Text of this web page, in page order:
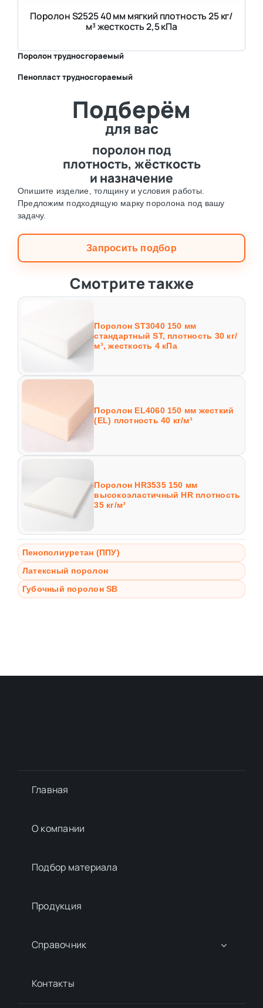
Поролон S2525 40 мм мягкий плотность 25 кг/
м³ жесткость 2,5 кПа
Поролон трудносгораемый
Пенопласт трудносгораемый
Подберём
для вас
поролон под
плотность, жёсткость
и назначение
Опишите изделие, толщину и условия работы.
Предложим подходящую марку поролона под вашу
задачу.
Запросить подбор
Смотрите также
Поролон ST3040 150 мм
стандартный ST, плотность 30 кг/
м³, жесткость 4 кПа
Поролон EL4060 150 мм жесткий
(EL) плотность 40 кг/м³
Поролон HR3535 150 мм
высокоэластичный HR плотность
35 кг/м³
Пенополиуретан (ППУ)
Латексный поролон
Губочный поролон SB
Главная
О компании
Подбор материалa
Продукция
Справочник
Контакты